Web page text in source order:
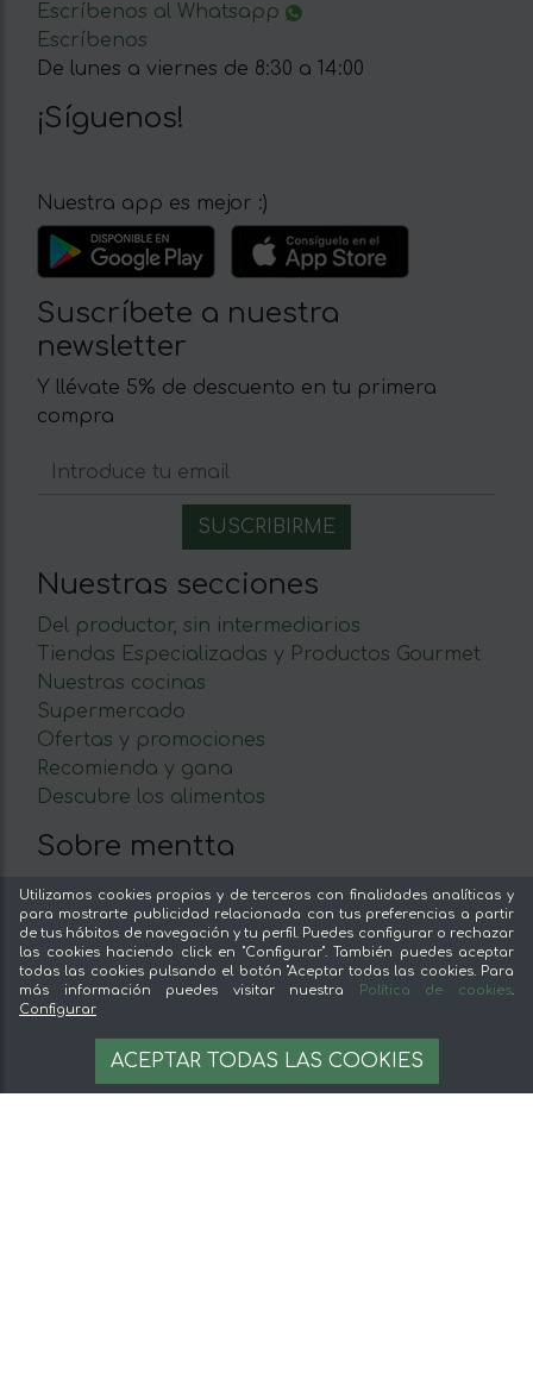
18,95 €
Escríbenos al Whatsapp
Escríbenos
De lunes a viernes de 8:30 a 14:00
¡Síguenos!
Nuestra app es mejor :)
Suscríbete a nuestra
newsletter
Y llévate 5% de descuento en tu primera
compra
Nuestras secciones
Del productor, sin intermediarios
Tiendas Especializadas y Productos Gourmet
Nuestras cocinas
Supermercado
Ofertas y promociones
Recomienda y gana
Descubre los alimentos
Sobre mentta
Ventajas de comprar comida online en mentta
Conoce mentta
Blog de mentta
Vende en mentta
Fidelización
Legal
Utilizamos cookies propias y de terceros con finalidades analíticas y
para mostrarte publicidad relacionada con tus preferencias a partir
de tus hábitos de navegación y tu perfil. Puedes configurar o rechazar
las cookies haciendo click en "Configurar". También puedes aceptar
todas las cookies pulsando el botón "Aceptar todas las cookies. Para
más información puedes visitar nuestra
Política de cookies.
Configurar
ACEPTAR TODAS LAS COOKIES